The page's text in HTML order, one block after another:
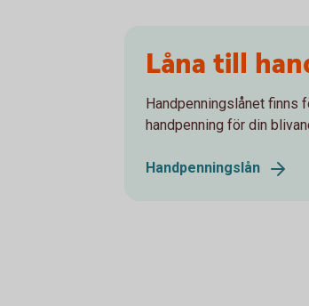
Låna till
Handpenningslånet finns
handpenning för din
Handpenningslån